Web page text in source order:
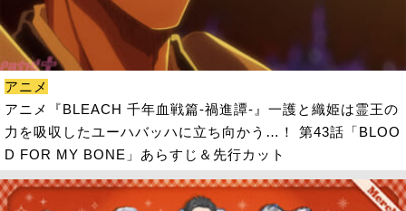
アニメ
アニメ『BLEACH 千年血戦篇-禍進譚-』一護と織姫は霊王の
力を吸収したユーハバッハに立ち向かう…！ 第43話「BLOO
D FOR MY BONE」あらすじ＆先行カット